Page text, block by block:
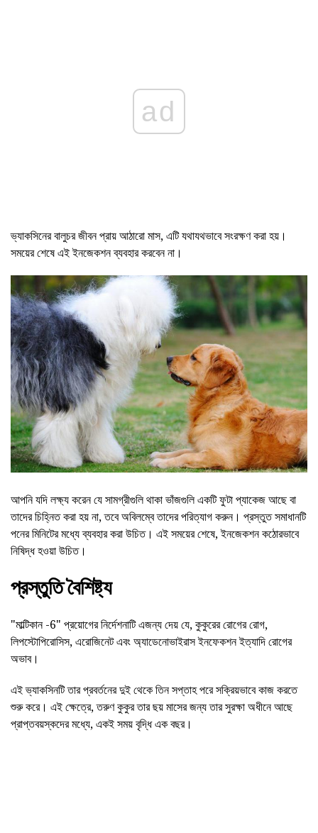
ad
ভ্যাকসিনের বালুচর জীবন প্রায় আঠারো মাস, এটি যথাযথভাবে সংরক্ষণ করা হয়।
সময়ের শেষে এই ইনজেকশন ব্যবহার করবেন না।
আপনি যদি লক্ষ্য করেন যে সামগ্রীগুলি থাকা ভাঁজগুলি একটি ফুটা প্যাকেজ আছে বা
তাদের চিহ্নিত করা হয় না, তবে অবিলম্বে তাদের পরিত্যাগ করুন। প্রস্তুত সমাধানটি
পনের মিনিটের মধ্যে ব্যবহার করা উচিত। এই সময়ের শেষে, ইনজেকশন কঠোরভাবে
নিষিদ্ধ হওয়া উচিত।
প্রস্তুতি বৈশিষ্ট্য
"মাল্টিকান -6" প্রয়োগের নির্দেশনাটি এজন্য দেয় যে, কুকুরের রোগের রোগ,
লিপস্টোপিরোসিস, এরোজিনেট এবং অ্যাডেনোভাইরাস ইনফেকশন ইত্যাদি রোগের
অভাব।
এই ভ্যাকসিনটি তার প্রবর্তনের দুই থেকে তিন সপ্তাহ পরে সক্রিয়ভাবে কাজ করতে
শুরু করে। এই ক্ষেত্রে, তরুণ কুকুর তার ছয় মাসের জন্য তার সুরক্ষা অধীনে আছে
প্রাপ্তবয়স্কদের মধ্যে, একই সময় বৃদ্ধি এক বছর।